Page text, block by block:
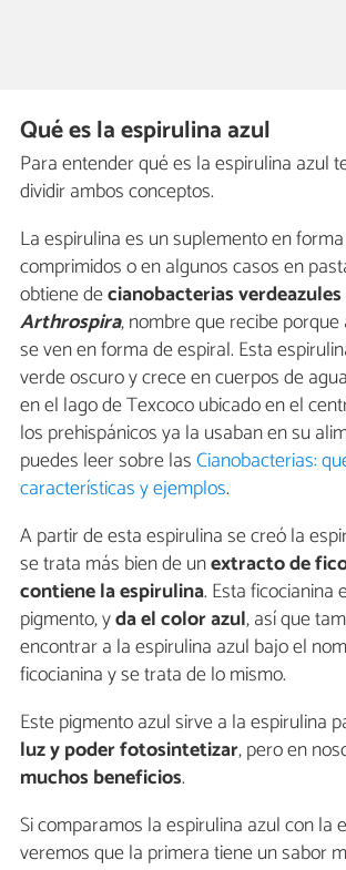
Qué es la espirulina azul
Para entender qué es la espirulina azul
dividir ambos conceptos.
La espirulina es un suplemento en
comprimidos o en algunos casos en
obtiene decianobacterias
Arthrospira, nombre que recibe
se ven en forma de espiral. Esta
verde oscuro y crece en cuerpos de
en el lago de Texcoco ubicado en el
los prehispánicos ya la usaban en su
puedes leer sobre lasCianobacterias:
características y ejemplos.
A partir de esta espirulina se creó la
se trata más bien de unextracto de
contiene la espirulina. Esta ficocianina
pigmento, yda el color azul, así que
encontrar a la espirulina azul bajo el
ficocianina y se trata de lo mismo.
Este pigmento azul sirve a la espirulina
luz y poder fotosintetizar, pero en
muchos beneficios.
Si comparamos la espirulina azul con la
veremos que la primera tiene un sabor